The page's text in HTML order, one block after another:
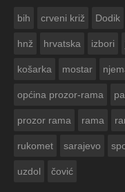
bih crveni križ Dodik
hnž hrvatska izbori
košarka mostar
općina prozor-rama
prozor rama rama
rukomet sarajevo
uzdol čović